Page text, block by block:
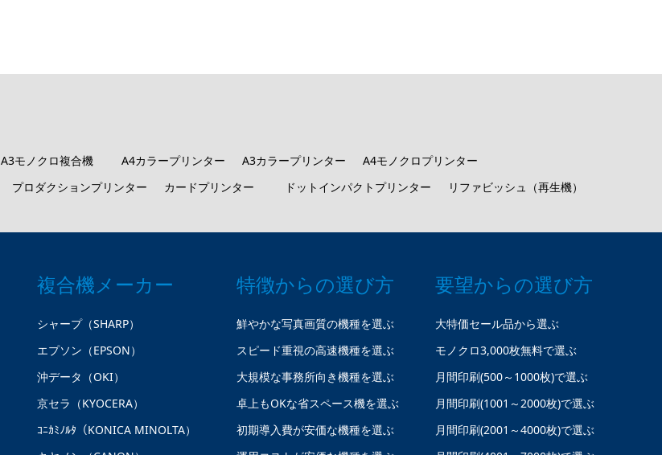
A3モノクロ複合機 A4カラープリンター A3カラープリンター
A4モノクロプリンター
プロダクションプリンター カードプリンター ドットインパクトプリンター リファビッシュ（再生機）
複合機メーカー
シャープ（SHARP）
エプソン（EPSON）
沖データ（OKI）
京セラ（KYOCERA）
ｺﾆｶﾐﾉﾙﾀ（KONICA MINOLTA）
特徴からの選び方
鮮やかな写真画質の機種を選ぶ
スピード重視の高速機種を選ぶ
大規模な事務所向き機種を選ぶ
卓上もOKな省スペース機を選ぶ
初期導入費が安価な機種を選ぶ
要望からの選び方
大特価セール品から選ぶ
モノクロ3,000枚無料で選ぶ
月間印刷(500～1000枚)で選ぶ
月間印刷(1001～2000枚)で選ぶ
月間印刷(2001～4000枚)で選ぶ